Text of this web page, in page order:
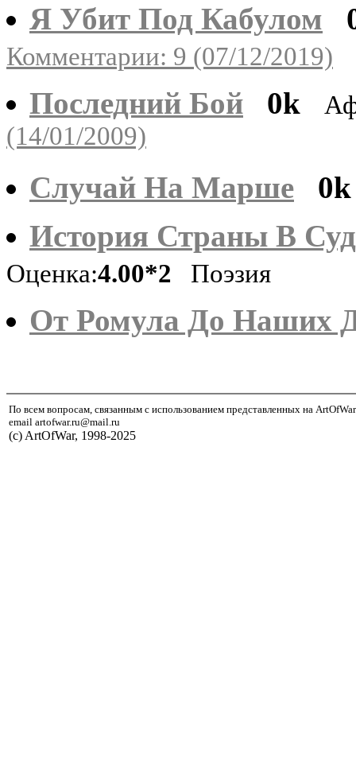
Я Убит Под Кабулом
Комментарии: 9 (07/12/2019)
Последний Бой 0k
(14/01/2009)
Случай На Марше
0k
История Страны В
Оценка:4.00*2 Поэзия
От Ромула До Наших
По всем вопросам, связанным с использованием представленных на
email artofwar.ru@mail.ru
(с) ArtOfWar, 1998-2025